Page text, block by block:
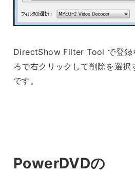
DirectShow Filter Tool で登録
ろで右クリックして削除を選
です。
PowerDVDの